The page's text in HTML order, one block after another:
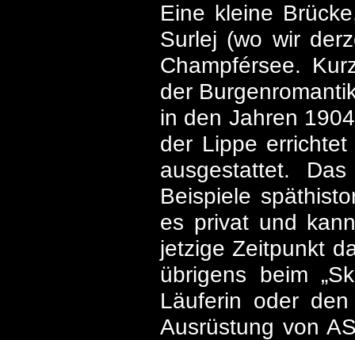
Eine kleine
Surlej (wo wir
Champférsee.
der
in den Jahren
der Lippe
ausgestattet.
Beispiele
es privat und
jetzige Zeitpunkt
übrigens beim
Läuferin oder
Ausrüstung von